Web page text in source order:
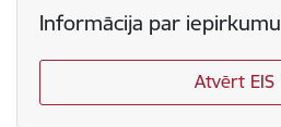
Informācija par iepirkumu
Atvērt EIS